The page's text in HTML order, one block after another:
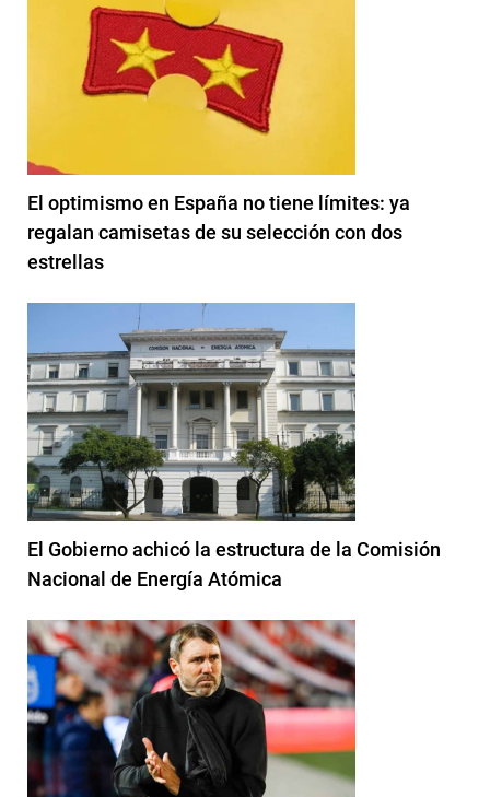
El optimismo en España no tiene límites: ya
regalan camisetas de su selección con dos
estrellas
El Gobierno achicó la estructura de la Comisión
Nacional de Energía Atómica